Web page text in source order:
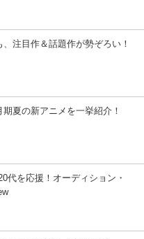
注目作＆話題作が勢ぞろい！
期夏の新アニメを一挙紹介！
代を応援！オーディション・